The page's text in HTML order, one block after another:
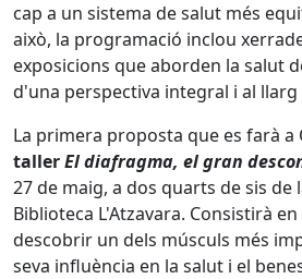
cap a un sistema de salut més
això, la programació inclou
exposicions que aborden la salut
d'una perspectiva integral i al llarg
La primera proposta que es farà a
tallerEl diafragma, el gran
27 de maig, a dos quarts de sis de
Biblioteca L'Atzavara. Consistirà
descobrir un dels músculs més
seva influència en la salut i el